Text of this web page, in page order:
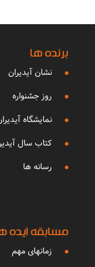
برنده ها
نشان آیدیران
روز جشنواره
نمایشگاه
کتاب سال
رسانه ها
مسابقه ایده
زمانهای مهم